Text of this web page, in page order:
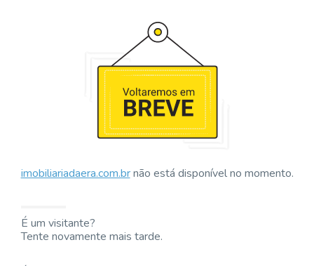
imobiliariadaera.com.brnão está disponível no momento.
É um visitante?
Tente novamente mais tarde.